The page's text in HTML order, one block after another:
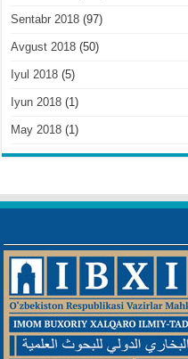
Sentabr 2018 (97)
Avgust 2018 (50)
Iyul 2018 (5)
Iyun 2018 (1)
May 2018 (1)